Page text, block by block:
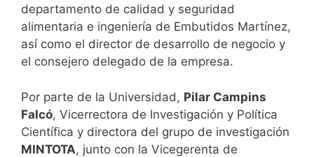
departamento de calidad y seguridad
alimentaria e ingeniería de Embutidos Martínez,
así como el director de desarrollo de negocio y
el consejero delegado de la empresa.
Por parte de la Universidad, Pilar Campins
Falcó, Vicerrectora de Investigación y Política
Científica y directora del grupo de investigación
MINTOTA, junto con la Vicegerenta de